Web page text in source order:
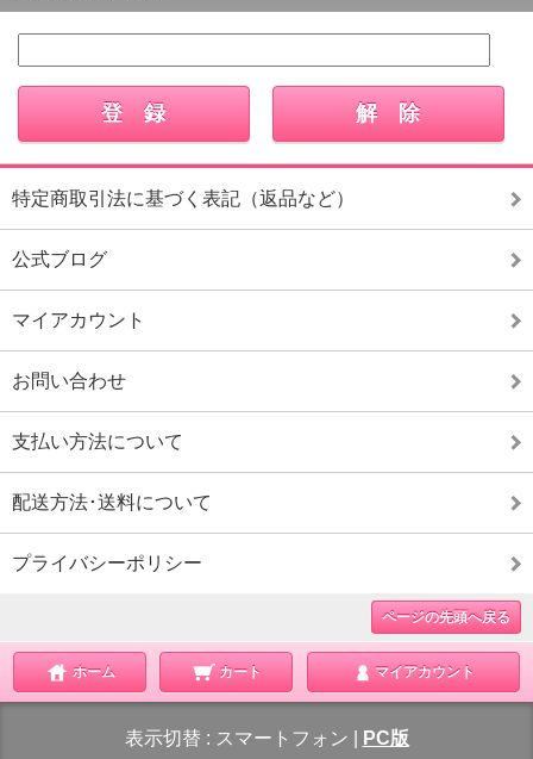
特定商取引法に基づく表記（返品など）
公式ブログ
マイアカウント
お問い合わせ
支払い方法について
配送方法･送料について
プライバシーポリシー
ページの先頭へ戻る
ホーム カート マイアカウント
表示切替 : スマートフォン PC版